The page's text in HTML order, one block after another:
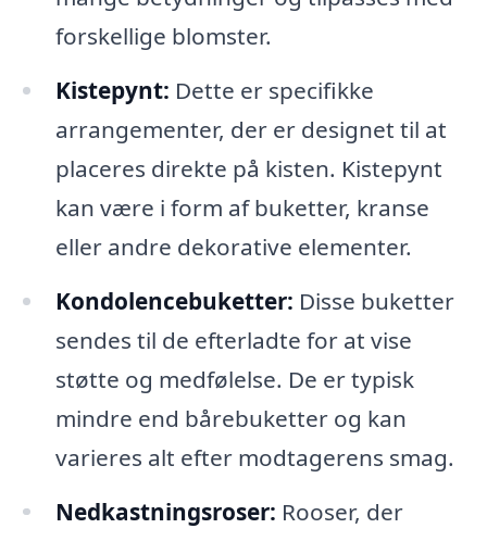
forskellige blomster.
Kistepynt: Dette er specifikke
arrangementer, der er designet til at
placeres direkte på kisten. Kistepynt
kan være i form af buketter, kranse
eller andre dekorative elementer.
Kondolencebuketter: Disse buketter
sendes til de efterladte for at vise
støtte og medfølelse. De er typisk
mindre end bårebuketter og kan
varieres alt efter modtagerens smag.
Nedkastningsroser: Rooser, der